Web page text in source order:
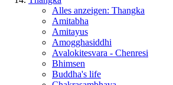
Alles anzeigen: Thangka
Amitabha
Amitayus
Amogghasiddhi
Avalokitesvara - Chenresi
Bhimsen
Buddha's life